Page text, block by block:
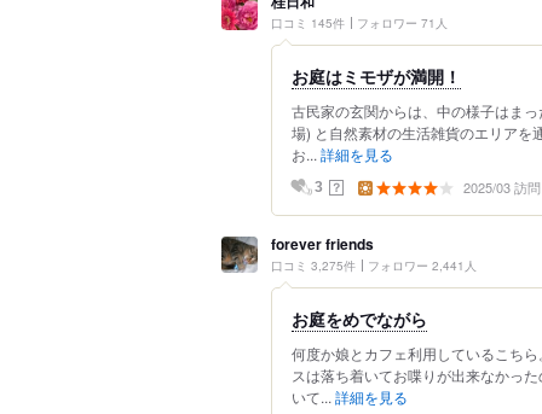
口コミ 145件 フォロワー 71人
お庭はミモザが満開！
古民家の玄関からは、中の様子はま
場) と自然素材の生活雑貨のエリアを
お... 詳細を見る
3 ？ 2025/03 訪問
forever friends
口コミ 3,275件 フォロワー 2,441人
お庭をめでながら
何度か娘とカフェ利用しているこち
スは落ち着いてお喋りが出来なかっ
いて... 詳細を見る